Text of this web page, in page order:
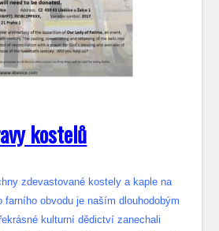
kostelů
zdevastované kostely a kaple na
farního obvodu je naším dlouhodobým
kulturní dědictví zanechali